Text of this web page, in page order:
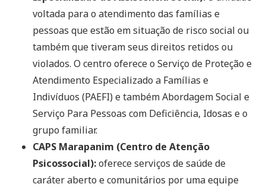
voltada para o atendimento das famílias e
pessoas que estão em situação de risco social ou
também que tiveram seus direitos retidos ou
violados. O centro oferece o Serviço de Proteção e
Atendimento Especializado a Famílias e
Indivíduos (PAEFI) e também Abordagem Social e
Serviço Para Pessoas com Deficiência, Idosas e o
grupo familiar.
CAPS Marapanim (Centro de Atenção
Psicossocial):oferece serviços de saúde de
caráter aberto e comunitários por uma equipe